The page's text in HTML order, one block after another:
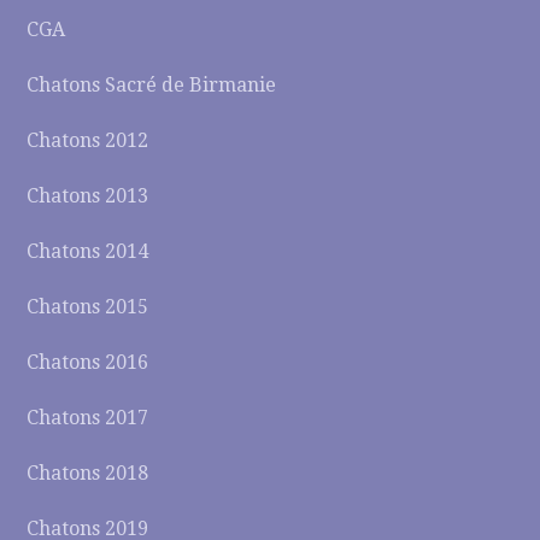
CGA
Chatons Sacré de Birmanie
Chatons 2012
Chatons 2013
Chatons 2014
Chatons 2015
Chatons 2016
Chatons 2017
Chatons 2018
Chatons 2019